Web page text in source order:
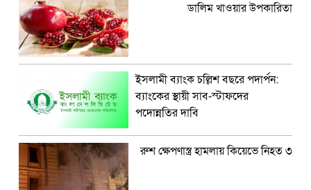
ডালিম খাওয়ার উপকারিতা
ইসলামী ব্যাংক চল্লিশ বছরে পদার্পন:
ব্যাংকের স্থায়ী সাব-স্টাফদের
পদোন্নতির দাবি
রুশ ক্ষেপণাস্ত্র হামলায় কিয়েভে নিহত ৩